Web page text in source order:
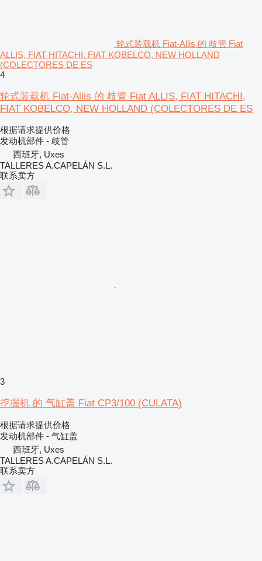
轮式装载机 Fiat-Allis 的 歧管 Fiat
ALLIS, FIAT HITACHI, FIAT KOBELCO, NEW HOLLAND
(COLECTORES DE ES
4
轮式装载机 Fiat-Allis 的 歧管 Fiat ALLIS, FIAT HITACHI,
FIAT KOBELCO, NEW HOLLAND (COLECTORES DE ES
根据请求提供价格
发动机部件 - 歧管
西班牙, Uxes
TALLERES A.CAPELÁN S.L.
联系卖方
3
挖掘机 的 气缸盖 Fiat CP3/100 (CULATA)
根据请求提供价格
发动机部件 - 气缸盖
西班牙, Uxes
TALLERES A.CAPELÁN S.L.
联系卖方